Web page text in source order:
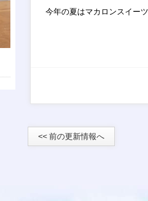
今年の夏はマカロンスイー
<< 前の更新情報へ